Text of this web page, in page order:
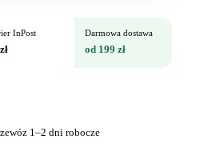
InPost Darmowa dostawa
od 199 zł
1–2 dni robocze